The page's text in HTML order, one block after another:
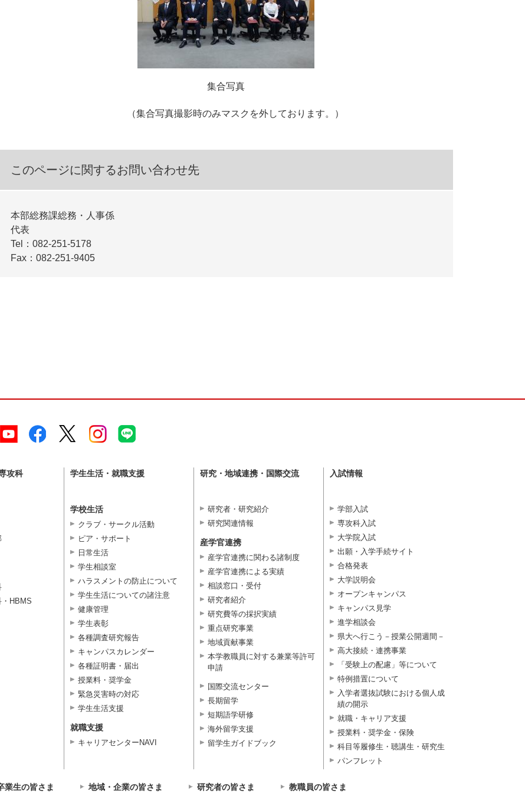
集合写真
（集合写真撮影時のみマスクを外しております。）
このページに関するお問い合わせ先
本部総務課総務・人事係
代表
Tel：082-251-5178
Fax：082-251-9405
攻科
HBMS
学生生活・就職支援
学校生活
クラブ・サークル活動
ピア・サポート
日常生活
学生相談室
ハラスメントの防止について
学生生活についての諸注意
健康管理
学生表彰
各種調査研究報告
キャンパスカレンダー
各種証明書・届出
授業料・奨学金
緊急災害時の対応
学生生活支援
就職支援
キャリアセンターNAVI
研究・地域連携・国際交流
研究者・研究紹介
研究関連情報
産学官連携
産学官連携に関わる諸制度
産学官連携による実績
相談窓口・受付
研究者紹介
研究費等の採択実績
重点研究事業
地域貢献事業
本学教職員に対する兼業等許可
申請
国際交流センター
長期留学
短期語学研修
海外留学支援
留学生ガイドブック
入試情報
学部入試
専攻科入試
大学院入試
出願・入学手続サイト
合格発表
大学説明会
オープンキャンパス
キャンパス見学
進学相談会
県大へ行こう－授業公開週間－
高大接続・連携事業
「受験上の配慮」等について
特例措置について
入学者選抜試験における個人成
績の開示
就職・キャリア支援
授業料・奨学金・保険
科目等履修生・聴講生・研究生
パンフレット
業生の皆さま 地域・企業の皆さま 研究者の皆さま 教職員の皆さま